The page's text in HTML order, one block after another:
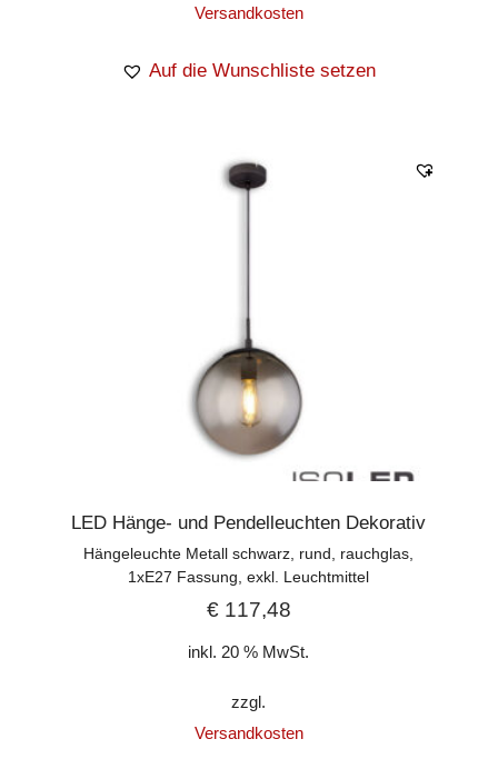
Versandkosten
Auf die Wunschliste setzen
LED Hänge- und Pendelleuchten Dekorativ
Hängeleuchte Metall schwarz, rund, rauchglas,
1xE27 Fassung, exkl. Leuchtmittel
€117,48
inkl. 20 % MwSt.
zzgl.
Versandkosten